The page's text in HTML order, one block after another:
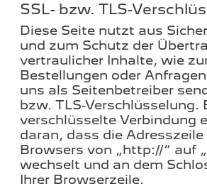
SSL- bzw. TLS-
Diese Seite nutzt aus
und zum Schutz der
vertraulicher Inhalte, wie
Bestellungen oder
uns als Seitenbetreiber
bzw. TLS-Verschlüsselung.
verschlüsselte Verbindung
daran, dass die Adresszeile
Browsers von „http://“ auf
wechselt und an dem
Ihrer Browserzeile.